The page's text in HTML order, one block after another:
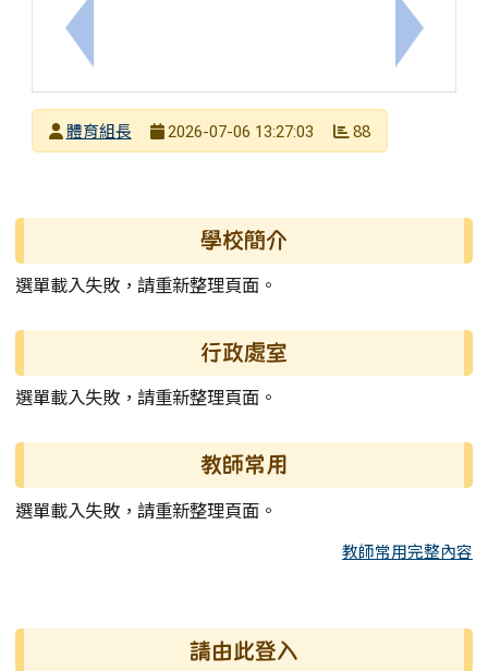
上一筆：【轉知訊息】社團法人中華民國關懷生命
下一筆：
發布者
體育組長
2026-07-06 13:27:03 88
左邊區域內容 學校簡介
選單載入失敗，請重新整理頁面。
行政處室
選單載入失敗，請重新整理頁面。
教師常用
選單載入失敗，請重新整理頁面。
教師常用完整內容
右邊區域內容 請由此登入